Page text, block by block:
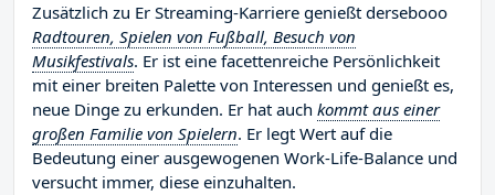
Zusätzlich zu Er Streaming-Karriere genießt dersebooo
Radtouren, Spielen von Fußball, Besuch von
Musikfestivals. Er ist eine facettenreiche Persönlichkeit
mit einer breiten Palette von Interessen und genießt es,
neue Dinge zu erkunden. Er hat auch kommt aus einer
großen Familie von Spielern. Er legt Wert auf die
Bedeutung einer ausgewogenen Work-Life-Balance und
versucht immer, diese einzuhalten.